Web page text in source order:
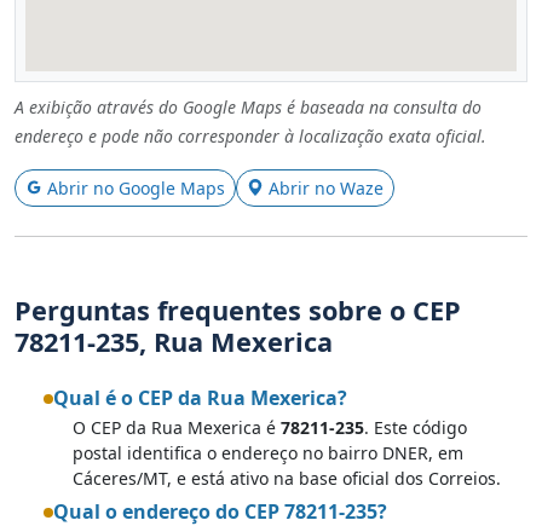
A exibição através do Google Maps é baseada na consulta do
endereço e pode não corresponder à localização exata oficial.
Abrir no Google Maps Abrir no Waze
Perguntas frequentes sobre o CEP
78211-235, Rua Mexerica
Qual é o CEP da Rua Mexerica?
O CEP da Rua Mexerica é 78211-235. Este código
postal identifica o endereço no bairro DNER, em
Cáceres/MT, e está ativo na base oficial dos Correios.
Qual o endereço do CEP 78211-235?